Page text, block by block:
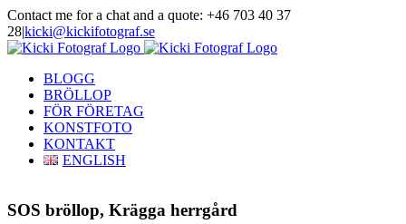
Skip
to
content
Contact me for a chat and a quote: +46 703 40 37
28|kicki@kickifotograf.se
Instagram
Facebook
BLOGG
BRÖLLOP
FÖR FÖRETAG
KONSTFOTO
KONTAKT
ENGLISH
SOS bröllop, Krägga herrgård